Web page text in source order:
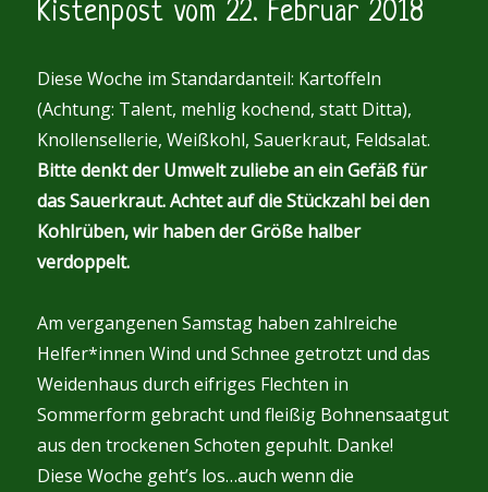
Februar
2018
Kistenpost vom 22. Februar 2018
Diese Woche im Standardanteil: Kartoffeln
(Achtung: Talent, mehlig kochend, statt Ditta),
Knollensellerie, Weißkohl, Sauerkraut, Feldsalat.
Bitte denkt der Umwelt zuliebe an ein Gefäß für
das Sauerkraut.Achtet auf die Stückzahl bei den
Kohlrüben, wir haben der Größe halber
verdoppelt.
Am vergangenen Samstag haben zahlreiche
Helfer*innen Wind und Schnee getrotzt und das
Weidenhaus durch eifriges Flechten in
Sommerform gebracht und fleißig Bohnensaatgut
aus den trockenen Schoten gepuhlt. Danke!
Diese Woche geht’s los…auch wenn die